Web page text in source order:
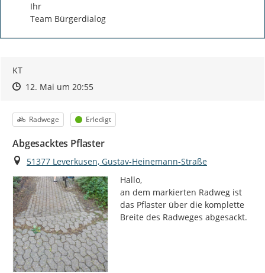
Ihr
Team Bürgerdialog
KT
Zeitpunkt des Erstellens
Zeitpunkt des Erstellens
12. Mai um 20:55Zur Äußerung
Kategorie
Radwege Status
Erledigt
Abgesacktes Pflaster
Ort
51377 Leverkusen, Gustav-Heinemann-Straße
Hallo,
an dem markierten Radweg ist
das Pflaster über die komplette
Breite des Radweges abgesackt.